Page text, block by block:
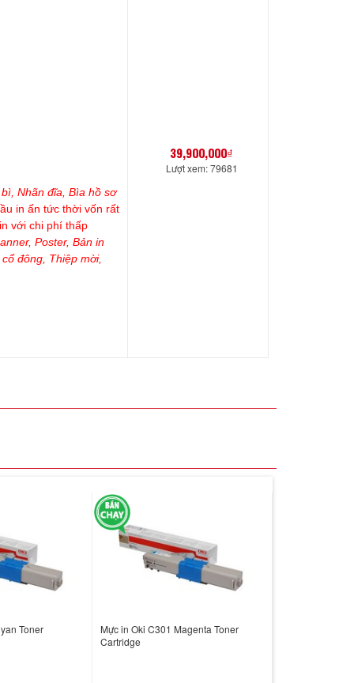
Nhãn đĩa, Bìa hồ sơ
in ấn tức thời vốn rất
với chi phí thấp
Poster, Bản in
đông, Thiệp mời,
39,900,000₫
Lượt xem: 79681
Toner
Mực in Oki C301 Magenta Toner
Cartridge